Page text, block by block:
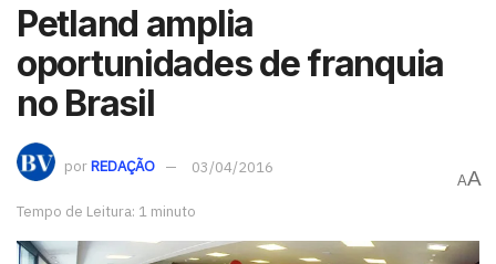
Petland amplia
oportunidades de franquia
no Brasil
porREDAÇÃO 03/04/2016
Tempo de Leitura: 1 minuto
AA